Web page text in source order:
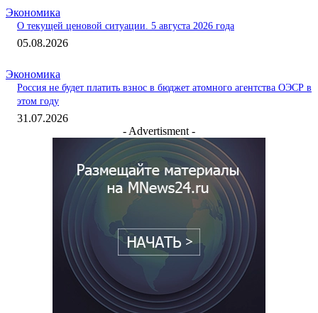
Экономика
О текущей ценовой ситуации. 5 августа 2026 года
05.08.2026
Экономика
Россия не будет платить взнос в бюджет атомного агентства ОЭСР в
этом году
31.07.2026
- Advertisment -